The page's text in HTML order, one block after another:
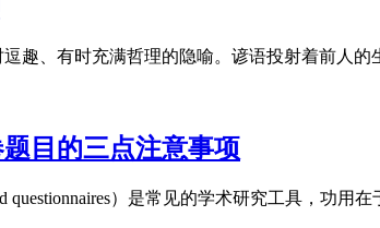
趣、有时充满哲理的隐喻。谚语投射着前人
目的三点注意事项
questionnaires）是常见的学术研究工具，功用